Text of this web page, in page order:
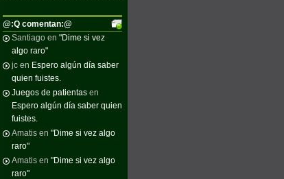
@:Q comentan:@
Santiago en "Dime si vez
algo raro"
jc en Espero algún día saber
quien fuistes.
Juegos de patientas en
Espero algún día saber quien
fuistes.
Amatis en "Dime si vez algo
raro"
Amatis en "Dime si vez algo
raro"